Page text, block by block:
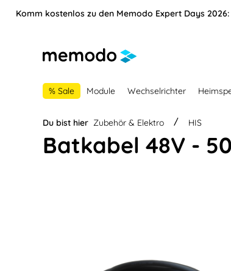
springen Zur Navigation der B2B-
Komm kostenlos zu den Memodo Expert Days 2026:
% Sale Module Wechselrichter
Du bist hier Zubehör & Elektro HIS
Batkabel 48V -